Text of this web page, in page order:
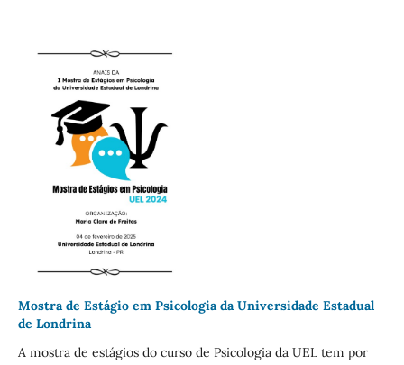
Mostra de Estágio em Psicologia da Universidade Estadual
de Londrina
A mostra de estágios do curso de Psicologia da UEL tem por